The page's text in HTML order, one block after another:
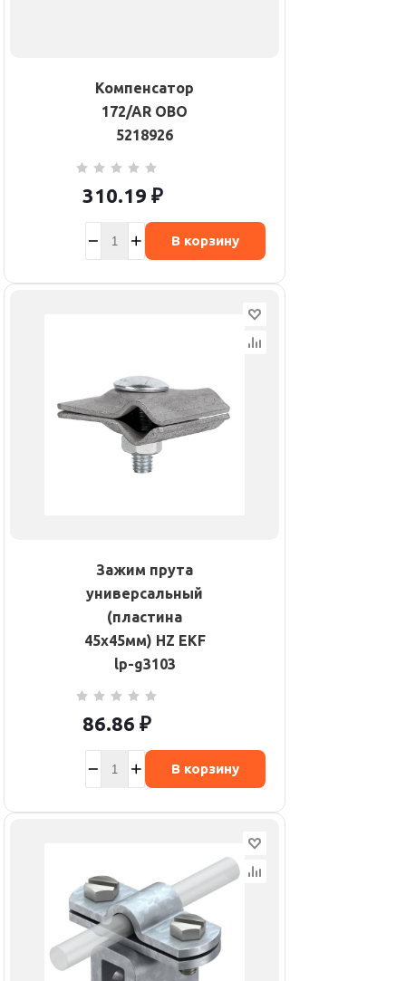
Компенсатор
172/AR OBO
5218926
310.19 ₽
В корзину
Зажим прута
универсальный
(пластина
45х45мм) HZ EKF
lp-g3103
86.86 ₽
В корзину